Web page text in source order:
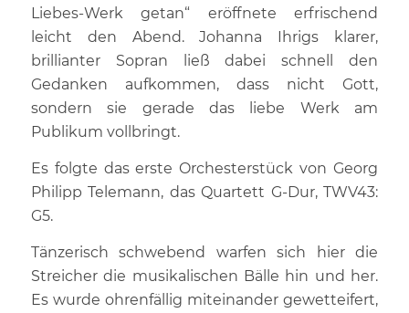
Liebes-Werk getan“ eröffnete erfrischend
leicht den Abend. Johanna Ihrigs klarer,
brillianter Sopran ließ dabei schnell den
Gedanken aufkommen, dass nicht Gott,
sondern sie gerade das liebe Werk am
Publikum vollbringt.
Es folgte das erste Orchesterstück von Georg
Philipp Telemann, das Quartett G-Dur, TWV43:
G5.
Tänzerisch schwebend warfen sich hier die
Streicher die musikalischen Bälle hin und her.
Es wurde ohrenfällig miteinander gewetteifert,